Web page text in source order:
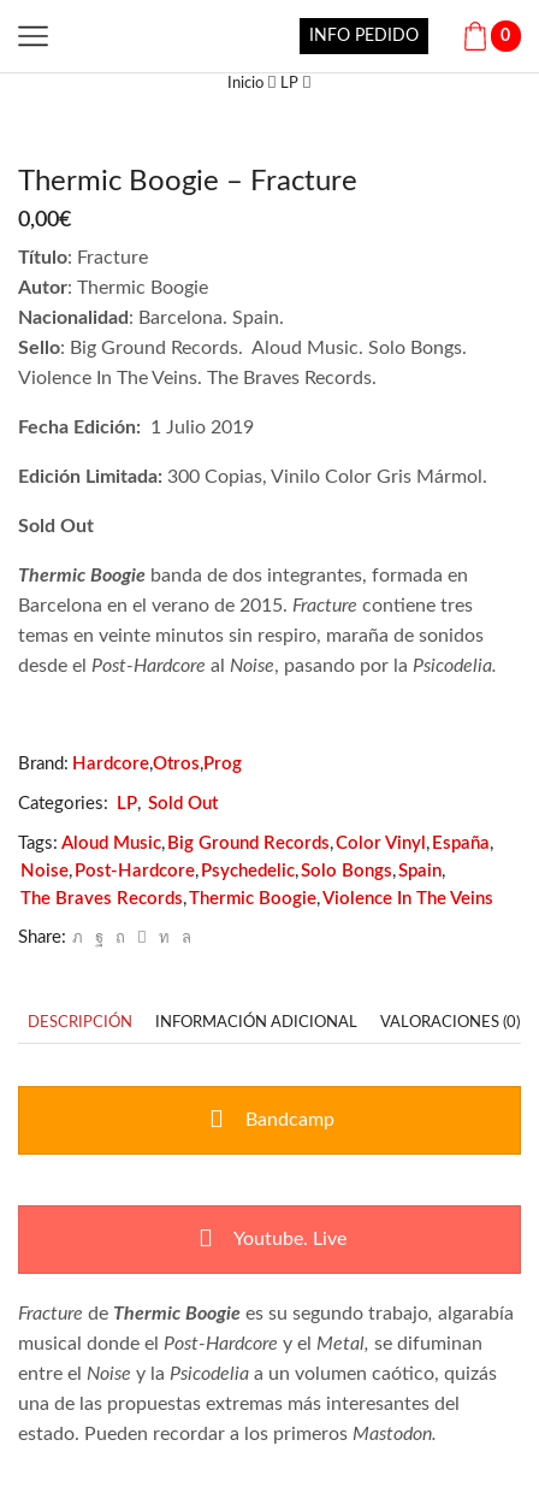
INFO PEDIDO 0
Inicio LP
Thermic Boogie – Fracture
0,00€
Título: Fracture
Autor: Thermic Boogie
Nacionalidad: Barcelona. Spain.
Sello: Big Ground Records. Aloud Music. Solo Bongs.
Violence In The Veins. The Braves Records.
Fecha Edición: 1 Julio 2019
Edición Limitada: 300 Copias, Vinilo Color Gris Mármol.
Sold Out
Thermic Boogie banda de dos integrantes, formada en
Barcelona en el verano de 2015. Fracture contiene tres
temas en veinte minutos sin respiro, maraña de sonidos
desde el Post-Hardcore al Noise, pasando por la Psicodelia.
Brand: Hardcore,Otros, Prog
Categories: LP, Sold Out
Tags: Aloud Music, Big Ground Records,Color Vinyl , España,
Noise, Post-Hardcore, Psychedelic,Solo Bongs,Spain,
The Braves Records,Thermic Boogie,Violence In The Veins
Share:
DESCRIPCIÓN INFORMACIÓN ADICIONAL VALORACIONES (0)
Bandcamp
Youtube. Live
Fracture de Thermic Boogie es su segundo trabajo, algarabía
musical donde el Post-Hardcore y el Metal, se difuminan
entre el Noise y la Psicodelia a un volumen caótico, quizás
una de las propuestas extremas más interesantes del
estado. Pueden recordar a los primeros Mastodon.